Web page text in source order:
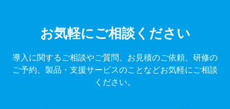
お気軽にご相談ください
導入に関するご相談やご質問、お見積のご依頼、研修の
ご予約、製品・支援サービスのことなどお気軽にご相談
ください。